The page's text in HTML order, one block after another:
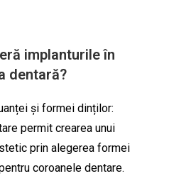
implanturile în
dentară?
și formei dinților:
permit crearea unui
prin alegerea formei
coroanele dentare.